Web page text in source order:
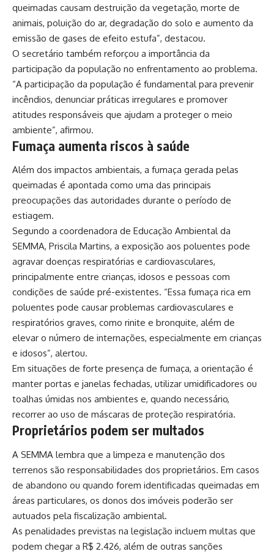
queimadas causam destruição da vegetação, morte de
animais, poluição do ar, degradação do solo e aumento da
emissão de gases de efeito estufa”, destacou.
O secretário também reforçou a importância da
participação da população no enfrentamento ao problema.
“A participação da população é fundamental para prevenir
incêndios, denunciar práticas irregulares e promover
atitudes responsáveis que ajudam a proteger o meio
ambiente”, afirmou.
Fumaça aumenta riscos à saúde
Além dos impactos ambientais, a fumaça gerada pelas
queimadas é apontada como uma das principais
preocupações das autoridades durante o período de
estiagem.
Segundo a coordenadora de Educação Ambiental da
SEMMA, Priscila Martins, a exposição aos poluentes pode
agravar doenças respiratórias e cardiovasculares,
principalmente entre crianças, idosos e pessoas com
condições de saúde pré-existentes. “Essa fumaça rica em
poluentes pode causar problemas cardiovasculares e
respiratórios graves, como rinite e bronquite, além de
elevar o número de internações, especialmente em crianças
e idosos”, alertou.
Em situações de forte presença de fumaça, a orientação é
manter portas e janelas fechadas, utilizar umidificadores ou
toalhas úmidas nos ambientes e, quando necessário,
recorrer ao uso de máscaras de proteção respiratória.
Proprietários podem ser multados
A SEMMA lembra que a limpeza e manutenção dos
terrenos são responsabilidades dos proprietários. Em casos
de abandono ou quando forem identificadas queimadas em
áreas particulares, os donos dos imóveis poderão ser
autuados pela fiscalização ambiental.
As penalidades previstas na legislação incluem multas que
podem chegar a R$ 2.426, além de outras sanções